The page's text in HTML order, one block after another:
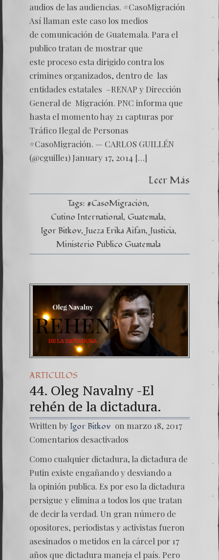
audios de las audiencias. #CasoMigración
Así llaman este caso los medios
de comunicación de Guatemala. Para el
publico tratan de mostrar que
este proceso esta dirigido contra los
crimines organizados, dentro de las
entidades estatales –RENAP y Dirección
General de Migración. PNC informa que
hasta el momento hay 21 capturas por
Tráfico Ilegal de Personas
#CasoMigración. — CARLOS GUILLÉN
(@cguille1) January 17, 2014 […]
Leer Más
Tags: #CasoMigración
Cutino International Guatemala
Igor Bitkov Jueza Erika Aifan Justicia
Ministerio Público Guatemala
ARTICULOS
44. Oleg Navalny -El
rehén de la dictadura.
Written by Igor Bitkov on marzo 18, 2017
Comentarios desactivados
rehén
Como cualquier dictadura, la dictadura de
Putin existe engañando y desviando a
la opinión publica. Es por eso la dictadura
persigue y elimina a todos los que tratan
de decir la verdad. Un gran número de
opositores, periodistas y activistas fueron
asesinados o metidos en la cárcel por 17
años que dictadura maneja el país. Pero